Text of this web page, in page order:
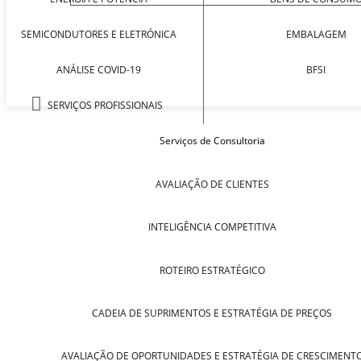
SEMICONDUTORES E ELETRÓNICA
ANÁLISE COVID-19
SERVIÇOS PROFISSIONAIS
EMBALAGEM
BFSI
Serviços de Consultoria
AVALIAÇÃO DE CLIENTES
INTELIGÊNCIA COMPETITIVA
ROTEIRO ESTRATÉGICO
CADEIA DE SUPRIMENTOS E ESTRATÉGIA DE PREÇOS
AVALIAÇÃO DE OPORTUNIDADES E ESTRATÉGIA DE